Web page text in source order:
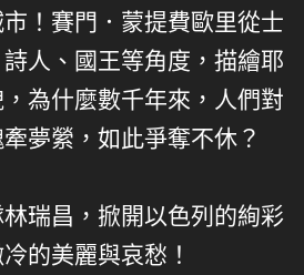
！賽門．蒙提費歐里從士
人、國王等角度，描繪耶
為什麼數千年來，人們對
夢縈，如此爭奪不休？
瑞昌，掀開以色列的絢彩
的美麗與哀愁！